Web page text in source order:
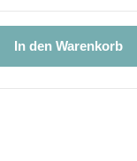
In den Warenkorb